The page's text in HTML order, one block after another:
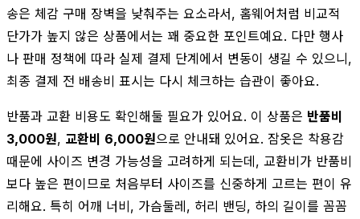
송은 체감 구매 장벽을 낮춰주는 요소라서, 홈웨어처럼 비교적
단가가 높지 않은 상품에서는 꽤 중요한 포인트예요. 다만 행사
나 판매 정책에 따라 실제 결제 단계에서 변동이 생길 수 있으니,
최종 결제 전 배송비 표시는 다시 체크하는 습관이 좋아요.
반품과 교환 비용도 확인해둘 필요가 있어요. 이 상품은 반품비
3,000원, 교환비 6,000원으로 안내돼 있어요. 잠옷은 착용감
때문에 사이즈 변경 가능성을 고려하게 되는데, 교환비가 반품비
보다 높은 편이므로 처음부터 사이즈를 신중하게 고르는 편이 유
리해요. 특히 어깨 너비, 가슴둘레, 허리 밴딩, 하의 길이를 꼼꼼